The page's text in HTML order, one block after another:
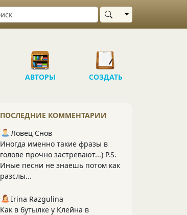
Выбрать область
АВТОРЫ СОЗДАТЬ
ПОСЛЕДНИЕ КОММЕНТАРИИ
Ловец Снов
Иногда именно такие фразы в
голове прочно застревают...) P.S.
Иные песни не знаешь потом как
разслы...
Irina Razgulina
Как в бутылке у Клейна в